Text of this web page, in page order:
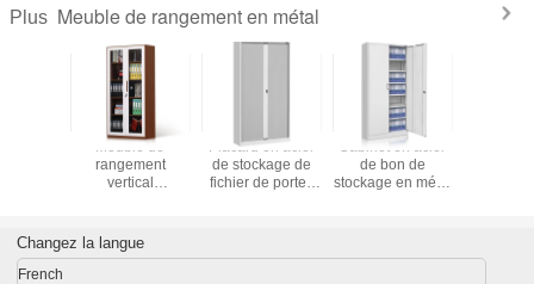
Plus Meuble de rangement en métal
Meuble de
rangement
vertical
en verre de porte
d'oscillation
Placard en acier
de stockage de
fichier de portes
Cabinet en acier
de bon de
stockage en métal
Changez la langue
French